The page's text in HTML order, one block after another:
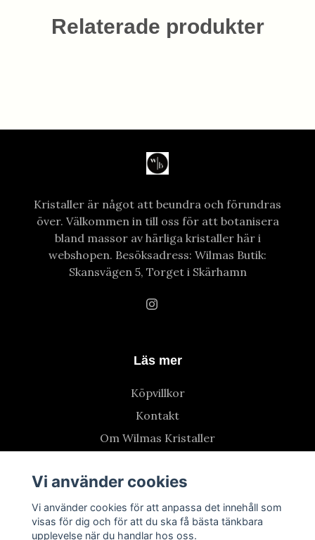
Relaterade produkter
Kristaller är något att beundra och förundras
över. Välkommen in till oss för att botanisera
bland massor av härliga kristaller här i
webshopen. Besöksadress: Wilmas Butik:
Skansvägen 5, Torget i Skärhamn
Läs mer
Köpvillkor
Kontakt
Om Wilmas Kristaller
Vi använder cookies
Vi använder cookies för att anpassa det innehåll som
visas för dig och för att du ska få bästa tänkbara
upplevelse när du handlar hos oss.